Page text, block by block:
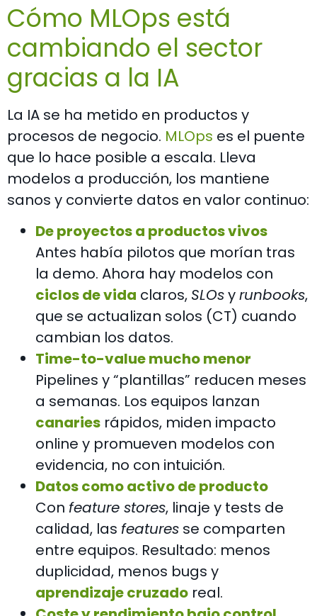
Cómo MLOps está
cambiando el sector
gracias a la IA
La IA se ha metido en productos y
procesos de negocio. MLOps es el puente
que lo hace posible a escala. Lleva
modelos a producción, los mantiene
sanos y convierte datos en valor continuo:
De proyectos a productos vivos
Antes había pilotos que morían tras
la demo. Ahora hay modelos con
ciclos de vida claros, SLOsyrunbooks,
que se actualizan solos (CT) cuando
cambian los datos.
Time-to-value mucho menor
Pipelines y “plantillas” reducen meses
a semanas. Los equipos lanzan
canaries rápidos, miden impacto
online y promueven modelos con
evidencia, no con intuición.
Datos como activo de producto
Con feature stores, linaje y tests de
calidad, las features se comparten
entre equipos. Resultado: menos
duplicidad, menos bugs y
aprendizaje cruzado real.